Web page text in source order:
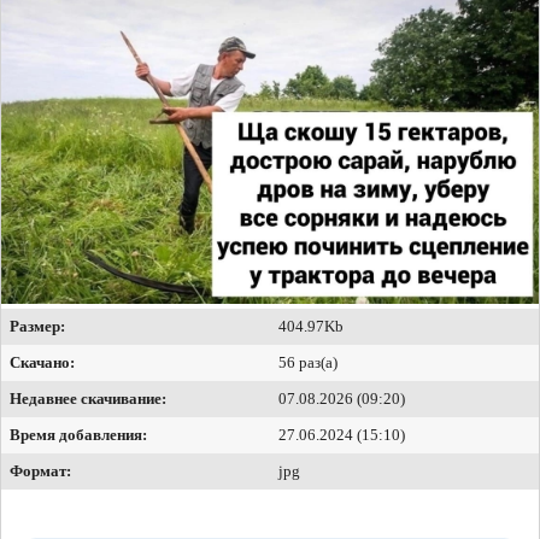
Размер:
404.97Kb
Скачано:
56 раз(а)
Недавнее скачивание:
07.08.2026 (09:20)
Время добавления:
27.06.2024 (15:10)
Формат:
jpg